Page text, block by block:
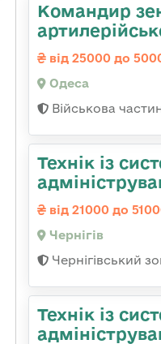
Командир
від 25000 до
Одеса
Військова
Технік із
від 21000 до
Чернігів
Чернігівський
Технік із